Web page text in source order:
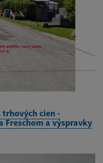
trhových cien -
a výspravky